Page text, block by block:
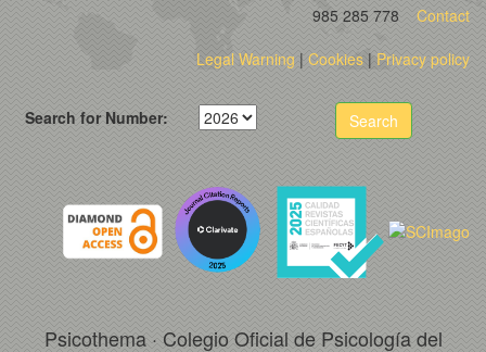
985 285 778
Contact
Legal Warning | Cookies |Privacy policy
Search for Number: Search
Psicothema · Colegio Oficial de Psicología del